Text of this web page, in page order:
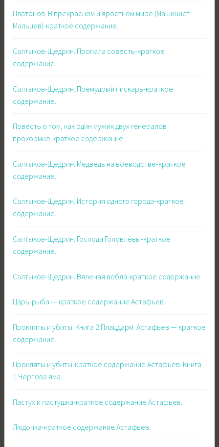
Платонов. В прекрасном и яростном мире (Машинист
Мальцев)-краткое содержание.
Салтыков-Щедрин. Пропала совесть-краткое
содержание.
Салтыков-Щедрин. Премудрый пискарь-краткое
содержание.
Повесть о том, как один мужик двух генералов
прокормил-краткое содержание
Салтыков-Щедрин. Медведь на воеводстве-краткое
содержание.
Салтыков-Щедрин. История одного города-краткое
содержание.
Салтыков-Щедрин. Господа Головлёвы-краткое
содержание.
Салтыков-Щедрин. Вяленая вобла-краткое содержание.
Царь-рыба — краткое содержание Астафьев.
Прокляты и убиты. Книга 2 Плацдарм. Астафьев — краткое
содержание.
Прокляты и убиты-краткое содержание Астафьев. Книга
1 Чёртова яма.
Пастух и пастушка-краткое содержание Астафьев.
Людочка-краткое содержание Астафьев.